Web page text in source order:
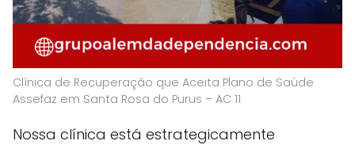
Clínica de Recuperação que Aceita Plano de Saúde
Assefaz em Santa Rosa do Purus – AC 11
Nossa clínica está estrategicamente